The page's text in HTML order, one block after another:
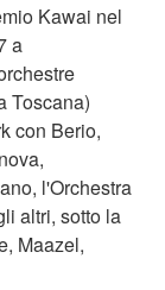
Kawai nel
a
Toscana)
con Berio,
l'Orchestra
altri, sotto la
Maazel,